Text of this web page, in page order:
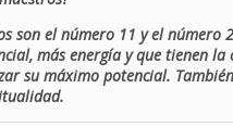
son el número 11 y el número
más energía y que tienen
su máximo potencial.